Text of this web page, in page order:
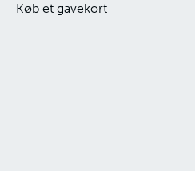
Køb et gavekort